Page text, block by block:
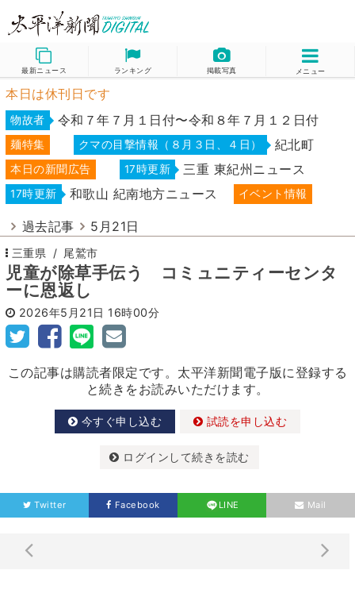
最新ニュース ランキング 掲載写真 メニュー
本日は休刊日です
物故者 令和７年７月１日付〜令和８年７月１２日付
麺特集 クマの目撃情報（８月３日、４日） 紀北町
本日の新聞広告 17時更新 三重 東紀州ニュース
17時更新 和歌山 紀南地方ニュース イベント情報
過去記事 5月21日
三重県 尾鷲市
児童が除草手伝う コミュニティーセンタ
ーに恩返し
2026年5月21日 16時00分
この記事は購読者限定です。太平洋新聞電子版に登録する
と続きをお読みいただけます。
今すぐ申し込む 試読を申し込む
ログインして続きを読む
Twitter Facebook LINE Mail